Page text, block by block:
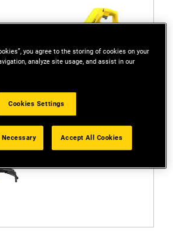
you agree to the storing of cookies on your
analyze site usage, and assist in our
Cookies Settings
Accept All Cookies